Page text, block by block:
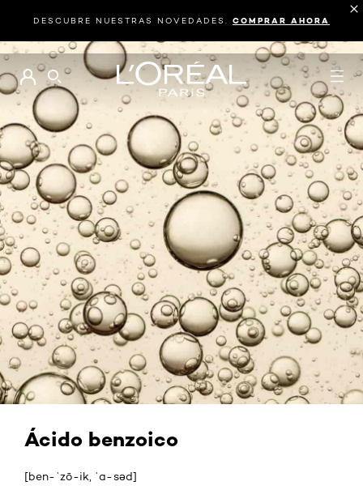
DESCUBRE NUESTRAS NOVEDADES. COMPRAR AHORA
BUSCAR
Ácido benzoico
[ben-ˈzō-ik, ˈa-səd]